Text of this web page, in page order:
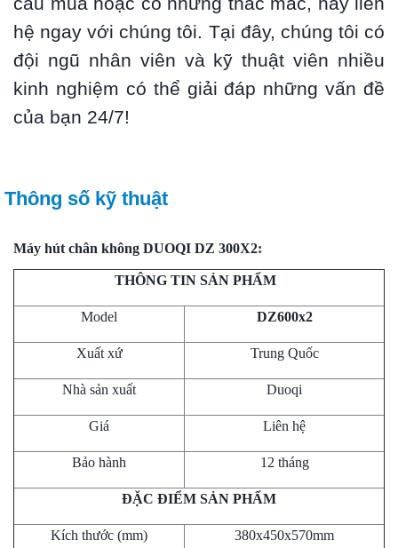
hệ ngay với chúng tôi. Tại đây, chúng tôi có
đội ngũ nhân viên và kỹ thuật viên nhiều
kinh nghiệm có thể giải đáp những vấn đề
của bạn 24/7!
Thông số kỹ thuật
Máy hút chân không DUOQI DZ 300X2:
THÔNG TIN SẢN PHẨM
Model DZ600x2
Xuất xứ Trung Quốc
Nhà sản xuất Duoqi
Giá Liên hệ
Bảo hành 12 tháng
ĐẶC ĐIỂM SẢN PHẨM
Kích thước (mm) 380x450x570mm